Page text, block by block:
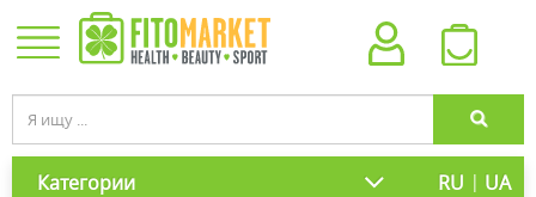
Категории RU | UA